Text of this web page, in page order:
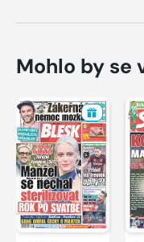
Mohlo by se